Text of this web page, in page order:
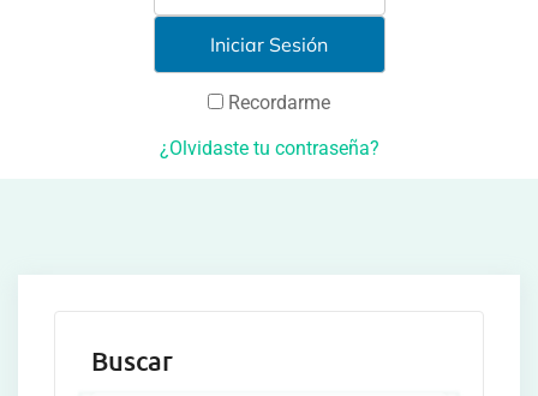
Recordarme
¿Olvidaste tu contraseña?
Buscar